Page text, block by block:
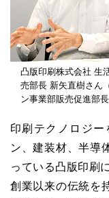
凸版印刷株式会社 生
売部長 新矢直樹さん
ン事業部販売促進部
印刷テクノロジー
ン、建装材、半導
っている凸版印刷
創業以来の伝統を